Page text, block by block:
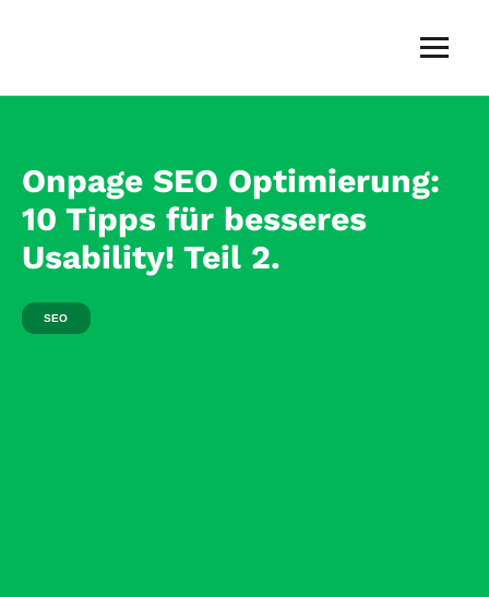
WordPress-
Webdesign
und
Online-
Marketing
Onpage SEO Optimierung:
10 Tipps für besseres
Usability! Teil 2.
SEO